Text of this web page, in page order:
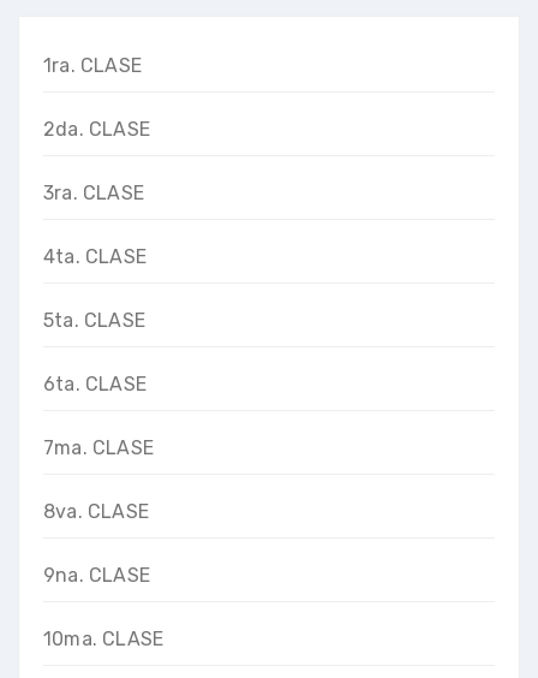
1ra. CLASE
2da. CLASE
3ra. CLASE
4ta. CLASE
5ta. CLASE
6ta. CLASE
7ma. CLASE
8va. CLASE
9na. CLASE
10ma. CLASE